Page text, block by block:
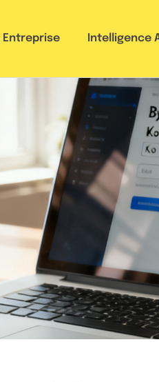
Entreprise Intelligence